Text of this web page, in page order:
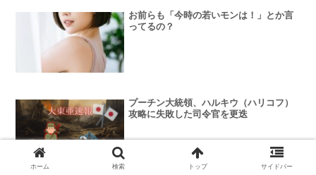
お前らも「今時の若いモンは！」とか言
ってるの？
プーチン大統領、ハルキウ（ハリコフ）
攻略に失敗した司令官を更迭
ホーム 検索 トップ サイドバー